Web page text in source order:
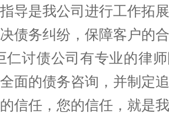
导是我公司进行工作拓
债务纠纷，保障客户的
仁讨债公司有专业的律
面的债务咨询，并制定
信任，您的信任，就是